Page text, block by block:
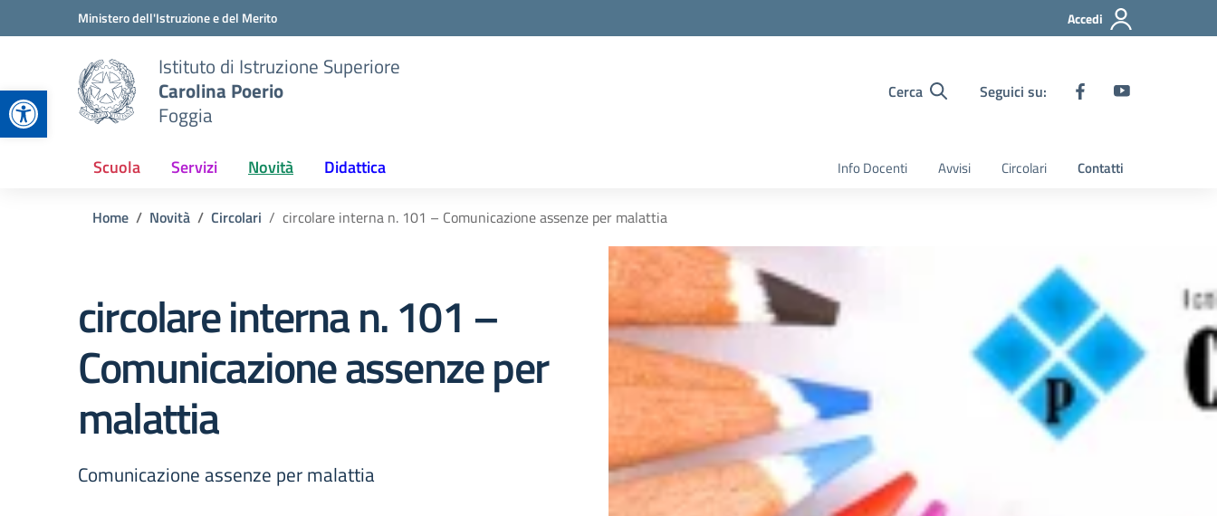
Apri la barra degli strumenti
Vai ai contenuti
Vai al menu di navigazioneMinistero dell'Istruzione e del Merito Accedi
Istituto di Istruzione Superiore
Carolina Poerio
Foggia
Cerca Seguici su:
Scuola Servizi Novità Didattica Info Docenti Avvisi Circolari Contatti
Home Novità Circolari circolare interna n. 101 – Comunicazione assenze per malattia
circolare interna n. 101 –
Comunicazione assenze per
malattia
Comunicazione assenze per malattia